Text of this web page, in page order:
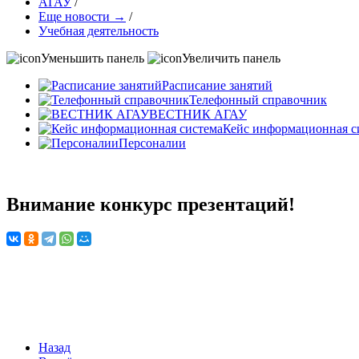
Еще новости → /
Учебная деятельность
Уменьшить панель
Увеличить панель
Расписание занятий
Телефонный справочник
ВЕСТНИК АГАУ
Кейс информационная
Персоналии
Внимание конкурс презентаций!
Назад